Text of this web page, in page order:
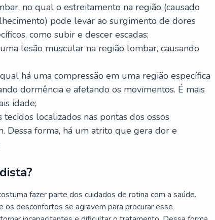
no qual o estreitamento na região (causado
pode levar ao surgimento de dores
como subir e descer escadas;
lesão muscular na região lombar, causando
há uma compressão em uma região específica
dormência e afetando os movimentos. É mais
idade;
localizados nas pontas dos ossos
Dessa forma, há um atrito que gera dor e
fazer parte dos cuidados de rotina com a saúde.
os desconfortos se agravem para procurar esse